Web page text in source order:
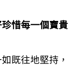
惜每一個寶貴
既往地堅持，